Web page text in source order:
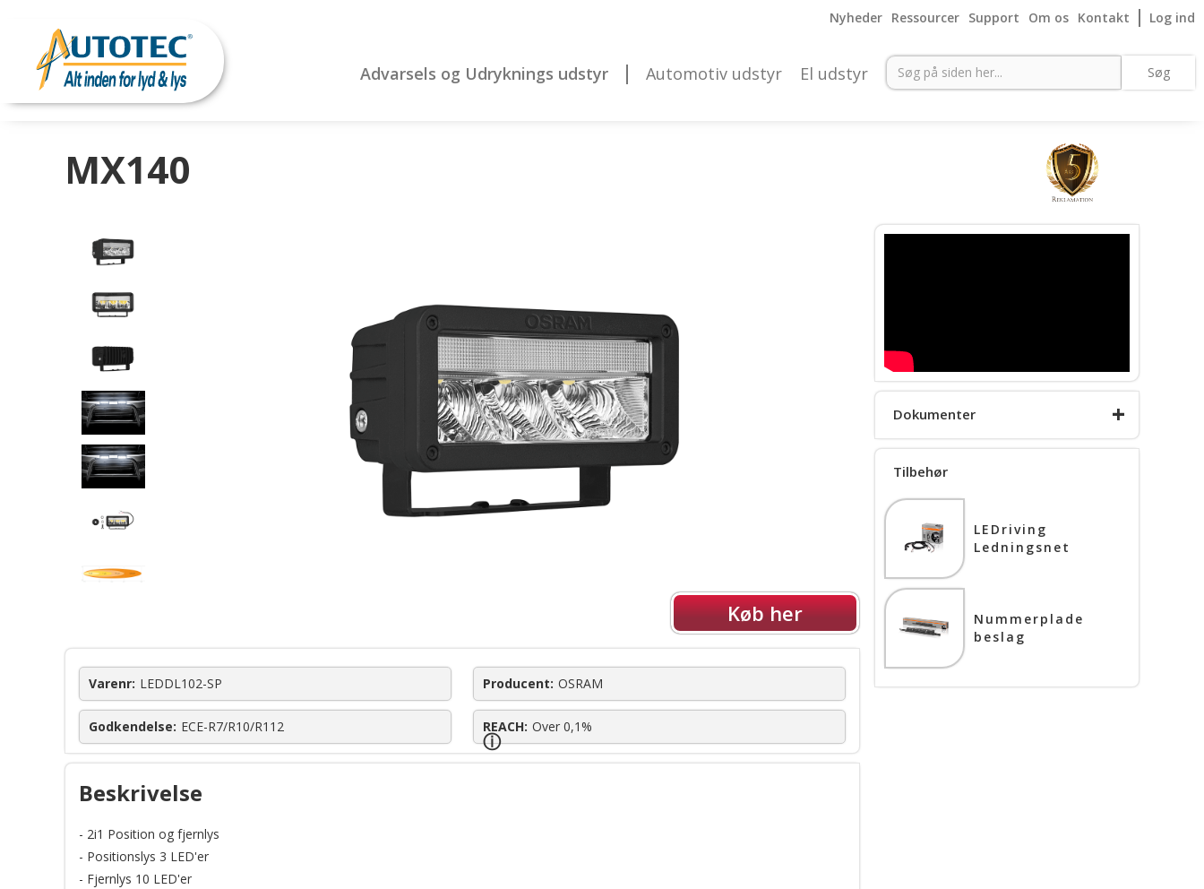
Nyheder Ressourcer Support Om os Kontakt Log ind
Advarsels og Udryknings udstyr Automotiv udstyr El udstyr
MX140
Køb her
Dokumenter +
Tilbehør
LEDriving
Ledningsnet
Nummerplade
beslag
Varenr: LEDDL102-SP Producent: OSRAM
Godkendelse: ECE-R7/R10/R112 REACH: Over 0,1%
ⓘ
Beskrivelse
- 2i1 Position og fjernlys
- Positionslys 3 LED'er
- Fjernlys 10 LED'er